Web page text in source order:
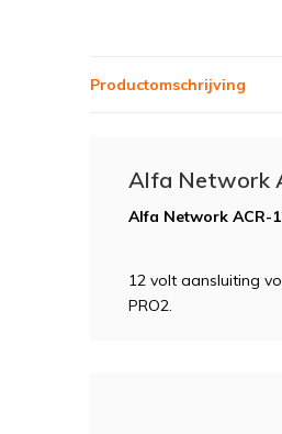
Productomschrijving
Alfa Network
Alfa Network ACR-
12 volt aansluiting
PRO2.